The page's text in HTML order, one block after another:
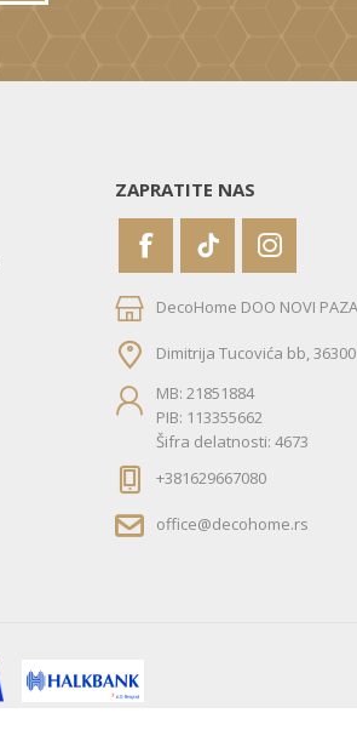
ZAPRATITE NAS
DecoHome DOO NOVI
Dimitrija Tucovića bb,
MB: 21851884
PIB: 113355662
Šifra delatnosti: 4673
+381629667080
office@decohome.rs